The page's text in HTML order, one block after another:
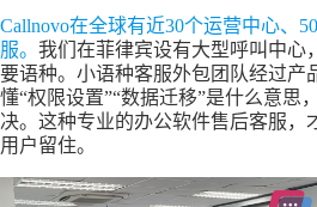
Callnovo在全球有近30个运营中心、
服。 我们在菲律宾设有大型呼叫中心
要语种。小语种客服外包团队经过产
懂“权限设置”“数据迁移”是什么意思
决。这种专业的办公软件售后客服，
用户留住。